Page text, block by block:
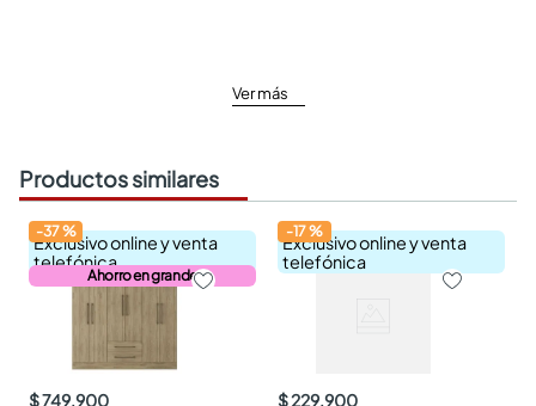
Ver más
Productos similares
Exclusivo online y venta
telefónica
Ahorro en grande
-37%
$ 749.900
Exclusivo online y venta
telefónica
-17%
$ 229.900